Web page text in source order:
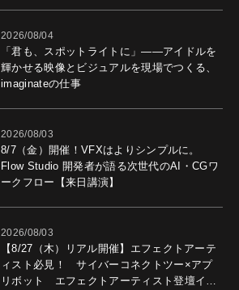
2026/08/04
「君も、スポットライトに」――アイドルを
輝かせる映像とビジュアルを現場でつくる、
imaginateの仕事
2026/08/03
8/7（金）開催！VFXはよりシンプルに。
Flow Studio 開発者が語る次世代のAI・CGワ
ークフロー【来日講演】
2026/08/03
【8/27（木）リアル開催】エフェクトアーテ
ィスト必見！ サイバーコネクトツー×アプ
リボット エフェクトアーティスト登壇イベ